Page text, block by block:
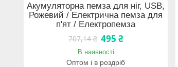
Акумуляторна пемза для ніг, USB,
Рожевий / Електрична пемза для
п'ят / Електропемза
707,14 ₴ 495 ₴
В наявності
Оптом і в роздріб